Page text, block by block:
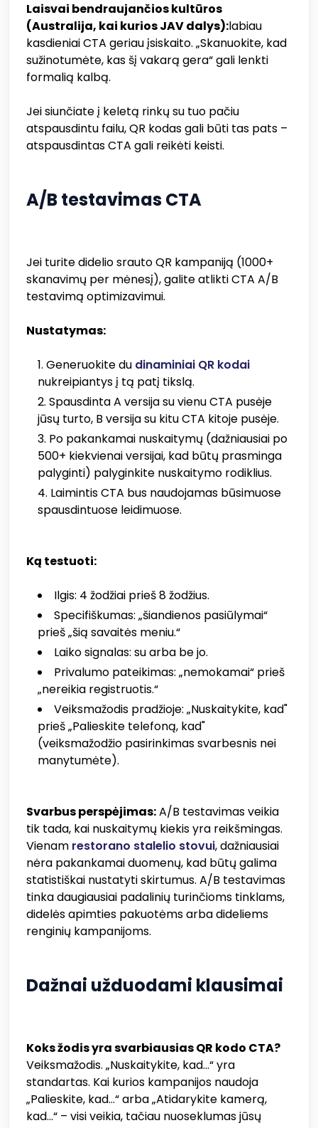
Laisvai bendraujančios kultūros
(Australija, kai kurios JAV dalys):labiau
kasdieniai CTA geriau įsiskaito. „Skanuokite, kad
sužinotumėte, kas šį vakarą gera“ gali lenkti
formalią kalbą.
Jei siunčiate į keletą rinkų su tuo pačiu
atspausdintu failu, QR kodas gali būti tas pats –
atspausdintas CTA gali reikėti keisti.
A/B testavimas CTA
Jei turite didelio srauto QR kampaniją (1000+
skanavimų per mėnesį), galite atlikti CTA A/B
testavimą optimizavimui.
Nustatymas:
Generuokite du dinaminiai QR kodai
nukreipiantys į tą patį tikslą.
Spausdinta A versija su vienu CTA pusėje
jūsų turto, B versija su kitu CTA kitoje pusėje.
Po pakankamai nuskaitymų (dažniausiai po
500+ kiekvienai versijai, kad būtų prasminga
palyginti) palyginkite nuskaitymo rodiklius.
Laimintis CTA bus naudojamas būsimuose
spausdintuose leidimuose.
Ką testuoti:
Ilgis: 4 žodžiai prieš 8 žodžius.
Specifiškumas: „šiandienos pasiūlymai“
prieš „šią savaitės meniu.“
Laiko signalas: su arba be jo.
Privalumo pateikimas: „nemokamai“ prieš
„nereikia registruotis.“
Veiksmažodis pradžioje: „Nuskaitykite, kad"
prieš „Palieskite telefoną, kad"
(veiksmažodžio pasirinkimas svarbesnis nei
manytumėte).
Svarbus perspėjimas:A/B testavimas veikia
tik tada, kai nuskaitymų kiekis yra reikšmingas.
Vienam restorano stalelio stovui, dažniausiai
nėra pakankamai duomenų, kad būtų galima
statistiškai nustatyti skirtumus. A/B testavimas
tinka daugiausiai padalinių turinčioms tinklams,
didelės apimties pakuotėms arba dideliems
renginių kampanijoms.
Dažnai užduodami klausimai
Koks žodis yra svarbiausias QR kodo CTA?
Veiksmažodis. „Nuskaitykite, kad...“ yra
standartas. Kai kurios kampanijos naudoja
„Palieskite, kad...“ arba „Atidarykite kamerą,
kad...“ – visi veikia, tačiau nuoseklumas jūsų